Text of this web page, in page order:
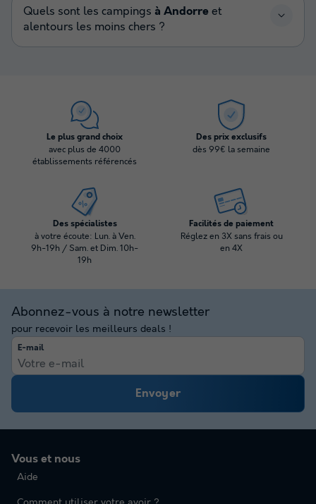
Quels sont les campings à Andorre et
alentours les moins chers ?
Le plus grand choix
avec plus de 4000
établissements référencés
Des prix exclusifs
dès 99€ la semaine
Des spécialistes
à votre écoute: Lun. à Ven.
9h-19h / Sam. et Dim. 10h-
19h
Facilités de paiement
Réglez en 3X sans frais ou
en 4X
Abonnez-vous à notre newsletter
pour recevoir les meilleurs deals !
E-mail
Envoyer
Vous et nous
Aide